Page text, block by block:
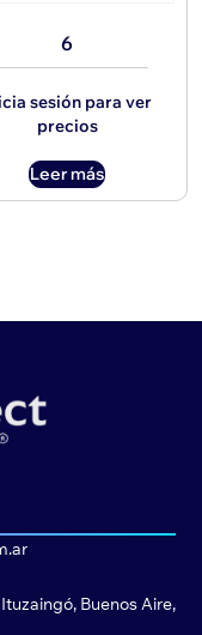
6
sesión para ver
precios
Leer más
Buenos Aire,